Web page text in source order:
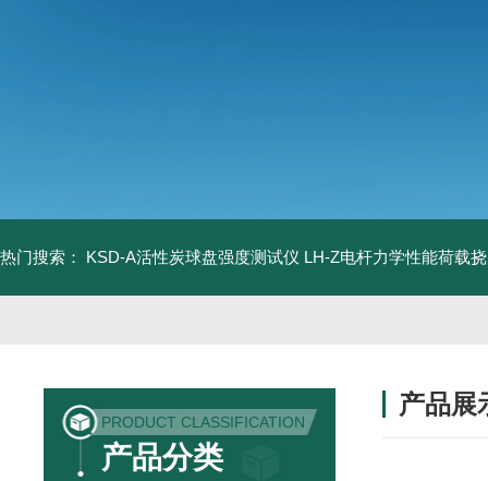
热门搜索： KSD-A活性炭球盘强度测试仪 LH-Z电杆力学性能荷载
PRODUCT CLASSIFICATION
产品分类
产品展